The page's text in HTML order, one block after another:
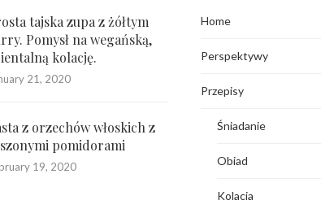
tajska zupa z żółtym
Pomysł na wegańską,
kolację.
21, 2020
z orzechów włoskich z
pomidorami
19, 2020
Home
Perspektywy
Przepisy
Śniadanie
Obiad
Kolacja